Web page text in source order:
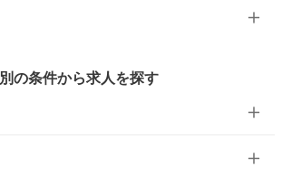
別の条件から求人を探す